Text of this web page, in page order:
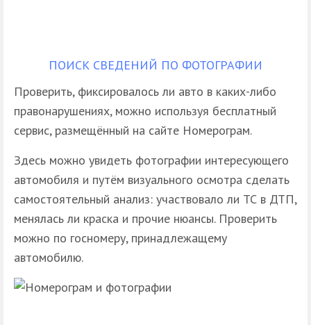
ПОИСК СВЕДЕНИЙ ПО ФОТОГРАФИИ
Проверить, фиксировалось ли авто в каких-либо
правонарушениях, можно используя бесплатный
сервис, размещённый на сайте Номерограм.
Здесь можно увидеть фотографии интересующего
автомобиля и путём визуального осмотра сделать
самостоятельный анализ: участвовало ли ТС в ДТП,
менялась ли краска и прочие нюансы. Проверить
можно по госномеру, принадлежащему
автомобилю.